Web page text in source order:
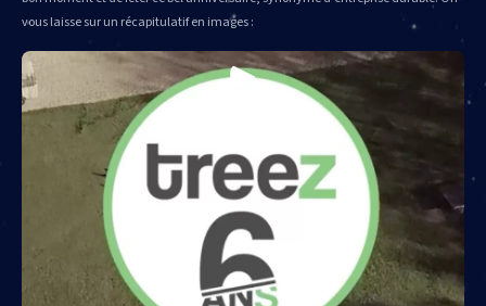
vous laisse sur un récapitulatif en images :